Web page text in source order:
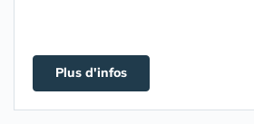
Plus d'infos